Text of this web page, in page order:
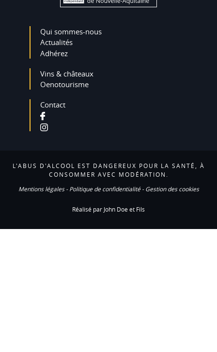
Qui sommes-nous
Actualités
Adhérez
Vins & châteaux
Oenotourisme
Contact
L'ABUS D'ALCOOL EST DANGEREUX POUR LA SANTÉ, À
CONSOMMER AVEC MODÉRATION.
Mentions légales-Politique de confidentialité-Gestion des cookies
Réalisé par John Doe et Fils